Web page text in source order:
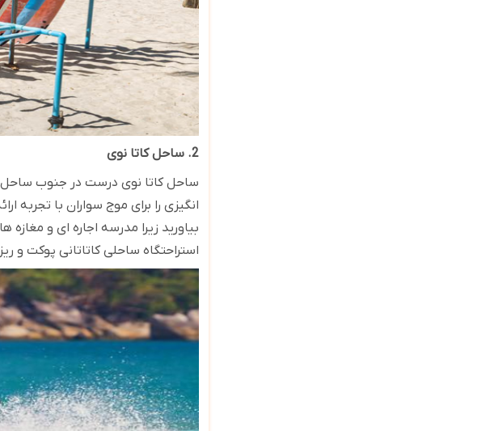
2. ساحل کاتا نوی
ساحل کاتا نوی درست در جنوب ساحل
انگیزی را برای موج سواران با
استراحتگاه ساحلی کاتاتانی پوکت و